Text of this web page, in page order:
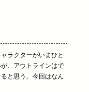
ラクターがいまひと
、アウトラインはで
と思う。今回はなん